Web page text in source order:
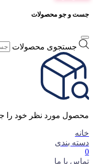
جست و جو محصولات
جستجوی محصولات
محصول مورد نظر خود را
خانه
دسته بندی
0
تماس با ما